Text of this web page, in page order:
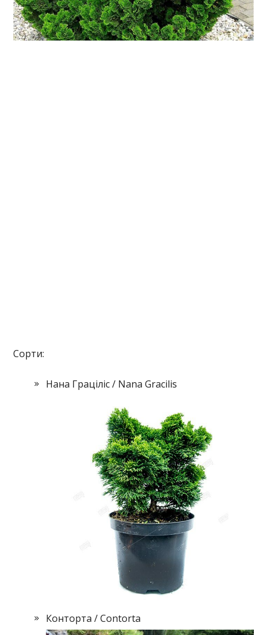
Сорти:
Нана Граціліс / Nana Gracilis
Конторта / Contorta